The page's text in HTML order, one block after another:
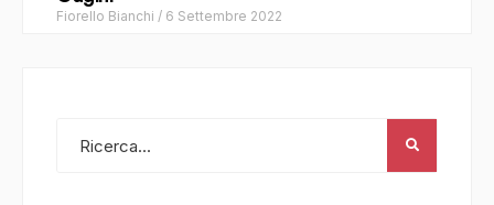
Fiorello Bianchi / 6 Settembre 2022